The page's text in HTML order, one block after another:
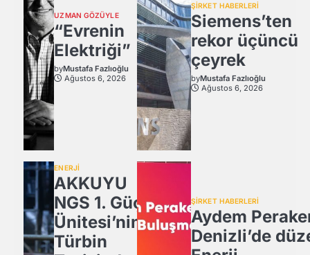
UZMAN GÖZÜYLE
“Evrenin
Elektriği”
byMustafa Fazlıoğlu
Ağustos 6, 2026
ŞİRKET HABERLERİ
Siemens’ten
rekor üçüncü
çeyrek
byMustafa Fazlıoğlu
Ağustos 6, 2026
ENERJİ
AKKUYU
NGS 1. Güç
Ünitesi’nin
Türbin
ŞİRKET HABERLERİ
Aydem
Denizli’de